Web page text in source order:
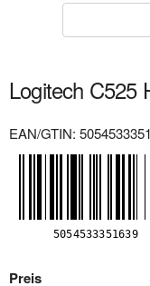
Logitech C525
EAN/GTIN:
Preis